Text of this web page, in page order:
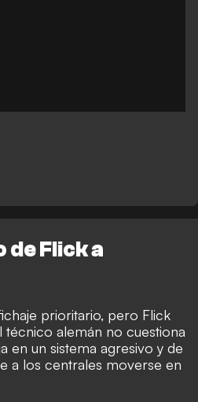
Flick a
prioritario, pero Flick
técnico alemán no cuestiona
en un sistema agresivo y de
a los centrales moverse en